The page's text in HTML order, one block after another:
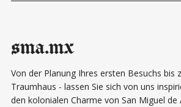
sma.mx
Von der Planung Ihres ersten Besuchs bis
Traumhaus - lassen Sie sich von uns
den kolonialen Charme von San Miguel